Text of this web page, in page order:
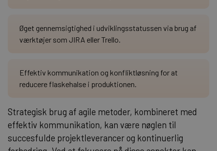
Øget gennemsigtighed i udviklingsstatussen via brug af
værktøjer som JIRA eller Trello.
Effektiv kommunikation og konfliktløsning for at
reducere flaskehalse i produktionen.
Strategisk brug af agile metoder, kombineret med
effektiv kommunikation, kan være nøglen til
succesfulde projektleverancer og kontinuerlig